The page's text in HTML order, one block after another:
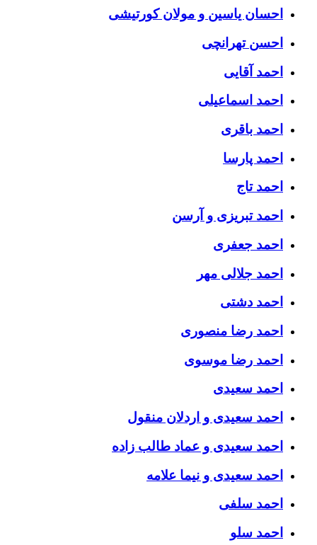
احسان یاسین و مولان کورتیشی
احسن تهرانچی
احمد آقایی
احمد اسماعیلی
احمد باقری
احمد پارسا
احمد تاج
احمد تبریزی و آرسن
احمد جعفری
احمد جلالی مهر
احمد دشتی
احمد رضا منصوری
احمد رضا موسوی
احمد سعیدی
احمد سعیدی و اردلان منقول
احمد سعیدی و عماد طالب زاده
احمد سعیدی و نیما علامه
احمد سلفی
احمد سلو